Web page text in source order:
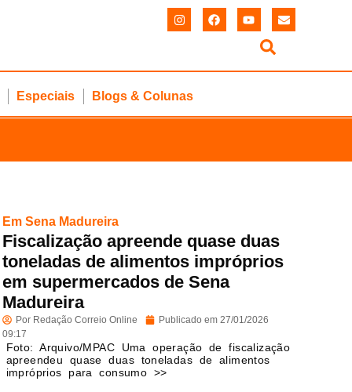
Especiais Blogs & Colunas
Em Sena Madureira
Fiscalização apreende quase duas
toneladas de alimentos impróprios
em supermercados de Sena
Madureira
Por Redação Correio Online Publicado em 27/01/2026
09:17
Foto: Arquivo/MPAC Uma operação de fiscalização
apreendeu quase duas toneladas de alimentos
impróprios para consumo >>